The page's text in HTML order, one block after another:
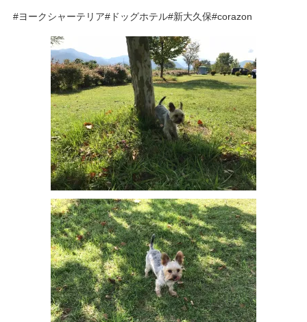
#ヨークシャーテリア#ドッグホテル#新大久保#corazon